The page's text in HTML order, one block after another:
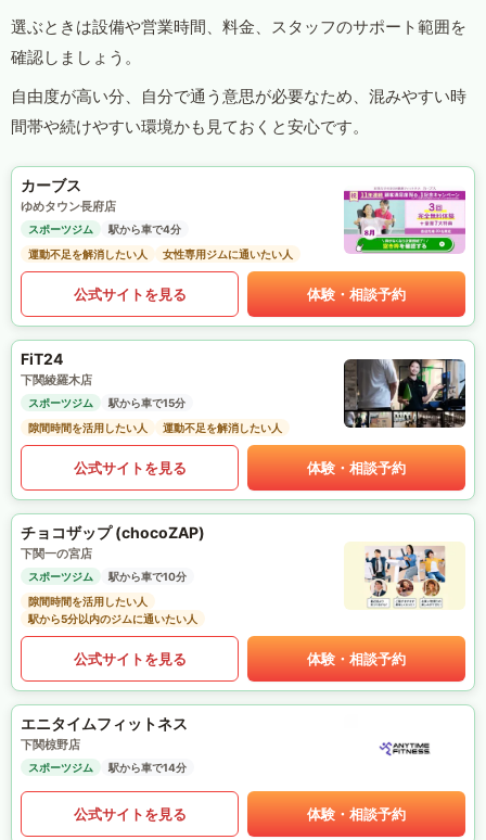
選ぶときは設備や営業時間、料金、スタッフのサポート範囲を
確認しましょう。
自由度が高い分、自分で通う意思が必要なため、混みやすい時
間帯や続けやすい環境かも見ておくと安心です。
カーブス
ゆめタウン長府店
スポーツジム
駅から車で4分
運動不足を解消したい人
女性専用ジムに通いたい人
公式サイトを見る 体験・相談予約
FiT24
下関綾羅木店
スポーツジム
駅から車で15分
隙間時間を活用したい人
運動不足を解消したい人
公式サイトを見る 体験・相談予約
チョコザップ (chocoZAP)
下関一の宮店
スポーツジム
駅から車で10分
隙間時間を活用したい人
駅から5分以内のジムに通いたい人
公式サイトを見る 体験・相談予約
エニタイムフィットネス
下関椋野店
スポーツジム 駅から車で14分
公式サイトを見る 体験・相談予約